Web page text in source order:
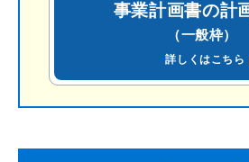
事業計画書の計
（一般枠）
詳しくはこちら